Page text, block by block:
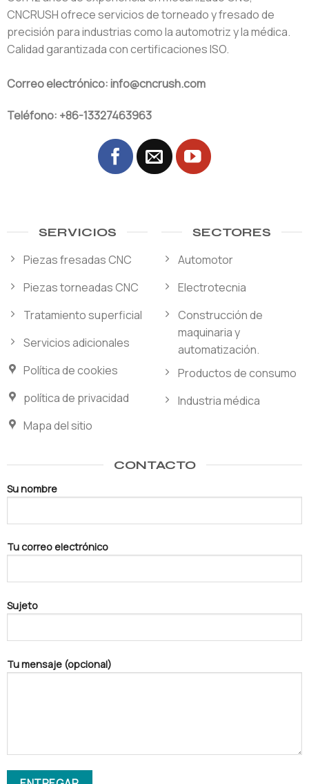
CNCRUSH ofrece servicios de torneado y fresado de
precisión para industrias como la automotriz y la médica.
Calidad garantizada con certificaciones ISO.
Correo electrónico: info@cncrush.com
Teléfono: +86-13327463963
SERVICIOS
Piezas fresadas CNC
Piezas torneadas CNC
Tratamiento superficial
Servicios adicionales
Política de cookies
política de privacidad
Mapa del sitio
SECTORES
Automotor
Electrotecnia
Construcción de
maquinaria y
automatización.
Productos de consumo
Industria médica
CONTACTO
Su nombre
Tu correo electrónico
Sujeto
Tu mensaje (opcional)